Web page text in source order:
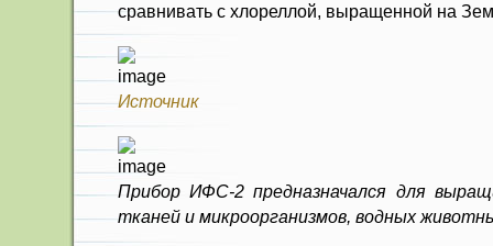
сравнивать с хлореллой, выращенной на
Источник
Прибор ИФС-2 предназначался для
тканей и микроорганизмов, водных